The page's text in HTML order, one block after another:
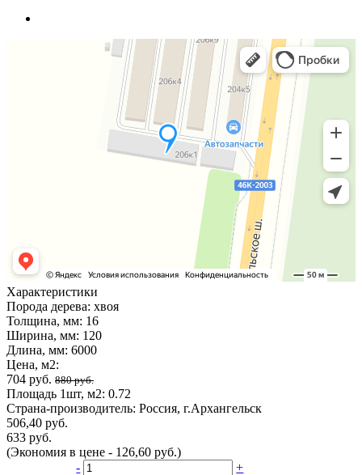
Характеристики
Порода дерева: хвоя
Толщина, мм: 16
Ширина, мм: 120
Длина, мм: 6000
Цена, м2:
704 руб. 880 руб.
Площадь 1шт, м2: 0.72
Страна-производитель: Россия, г.Архангельск
506,40 руб.
633 руб.
(Экономия в цене - 126,60 руб.)
-
+